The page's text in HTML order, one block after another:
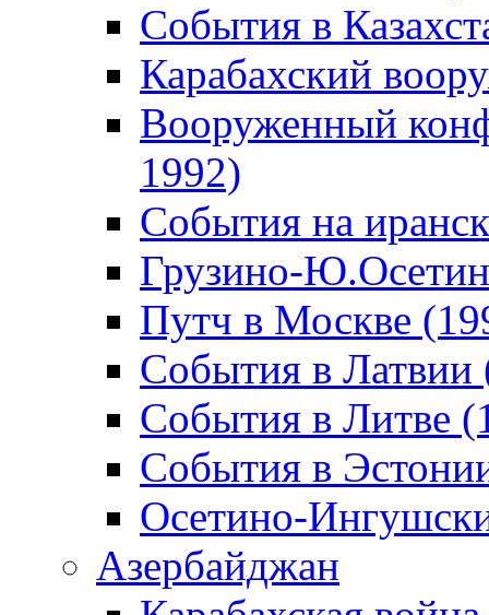
События в
Карабахский
Вооруженный
1992)
События на
Грузино-
Путч в Москве
События в Латвии
События в Литве
События в
Осетино-
Азербайджан